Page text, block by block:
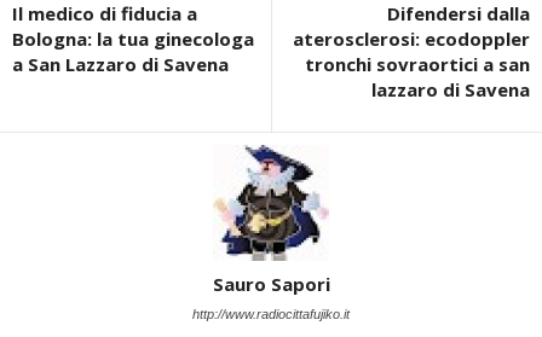
Il medico di fiducia a
Bologna: la tua ginecologa
a San Lazzaro di Savena
Difendersi dalla
aterosclerosi: ecodoppler
tronchi sovraortici a san
lazzaro di Savena
Sauro Sapori
http://www.radiocittafujiko.it